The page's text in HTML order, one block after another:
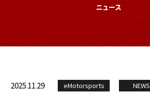
ニュース
2025.11.29 eMotorsports NEWS